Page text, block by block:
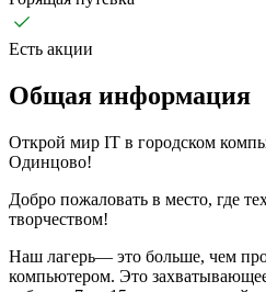
Есть акции
Общая информация
Открой мир IT в городском
Одинцово!
Добро пожаловать в место, где
творчеством!
Наш лагерь— это больше, чем
компьютером. Это